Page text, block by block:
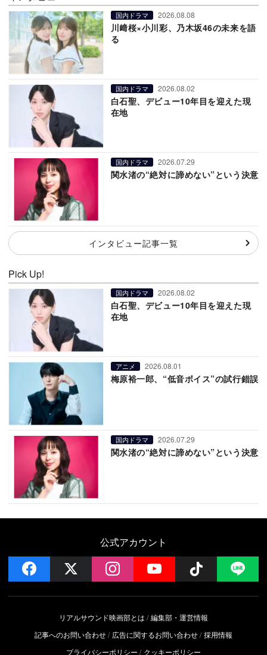
国内ドラマ 2026.08.08
川﨑桜×小川彩、乃木坂46の未来を語
る
国内ドラマ 2026.08.02
白石聖、デビュー10年目を迎えた現
在地
国内ドラマ 2026.07.29
関水渚の“絶対に諦めない”という決意
インタビュー記事一覧
Pick Up!
国内ドラマ 2026.08.02
白石聖、デビュー10年目を迎えた現
在地
アニメ 2026.08.01
梅原裕一郎、“低音ボイス”の試行錯誤
国内ドラマ 2026.07.29
関水渚の“絶対に諦めない”という決意
公式アカウント
facebook instagramYouTube Follow
リアルサウンド映画部とは
編集部・運営情報
記事へのお問い合わせ
広告に関するお問い合わせ 採用情報
プライバシーポリシー
クッキーポリシー